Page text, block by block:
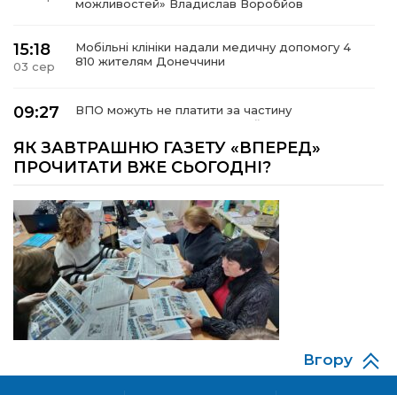
можливостей» Владислав Воробйов
15:18
03 сер
Мобільні клініки надали медичну допомогу 4
810 жителям Донеччини
09:27
ВПО можуть не платити за частину
комунальних послуг: про що йдеться
14:12
Досі ВПО? Юристка розповіла, коли
внутрішньо переміщеної особи
14:04
01 сер
Учасниця обласного конкурсу «Молода
людина року – 2026» у номінації «Пульс життя»
Аліна Кулик
15:58
31 лип
Літо в Жовтих Водах
15:30
Бахмутяни відвідали Музей науки
ЯК ЗАВТРАШНЮ ГАЗЕТУ «ВПЕРЕД»
ПРОЧИТАТИ ВЖЕ СЬОГОДНІ?
Вгору